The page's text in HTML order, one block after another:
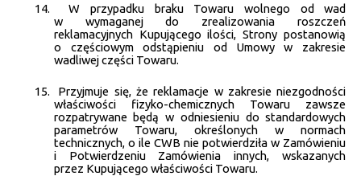
14.
W przypadku braku Towaru wolnego od wad
w wymaganej do zrealizowania roszczeń
reklamacyjnych Kupującego ilości, Strony postanowią
o częściowym odstąpieniu od Umowy w zakresie
wadliwej części Towaru.
15.
Przyjmuje się, że reklamacje w zakresie niezgodności
właściwości fizyko-chemicznych Towaru zawsze
rozpatrywane będą w odniesieniu do standardowych
parametrów Towaru, określonych w normach
technicznych, o ile CWB nie potwierdziła w Zamówieniu
i Potwierdzeniu Zamówienia innych, wskazanych
przez Kupującego właściwości Towaru.